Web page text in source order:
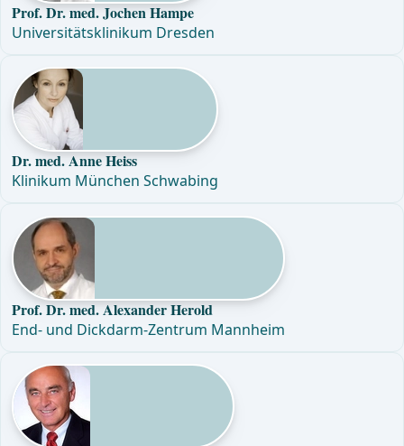
Prof. Dr. med. Jochen Hampe
Universitätsklinikum Dresden
Dr. med. Anne Heiss
Klinikum München Schwabing
Prof. Dr. med. Alexander Herold
End- und Dickdarm-Zentrum Mannheim